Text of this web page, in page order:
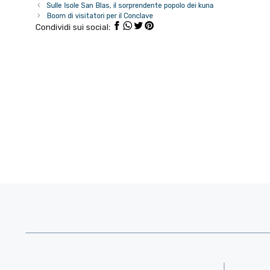
Sulle Isole San Blas, il sorprendente popolo dei kuna
Boom di visitatori per il Conclave
Condividi sui social: